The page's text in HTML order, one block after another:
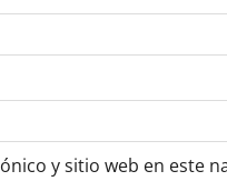
y sitio web en este